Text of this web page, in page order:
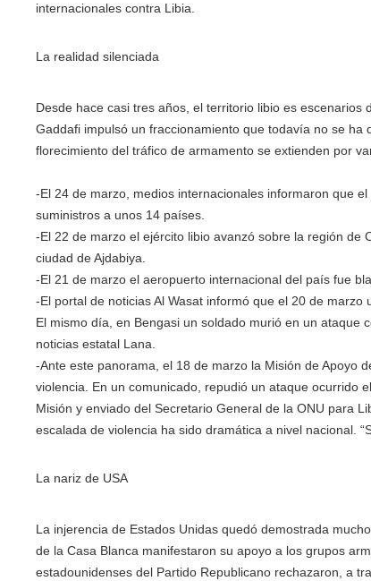
internacionales contra Libia.
La realidad silenciada
Desde hace casi tres años, el territorio libio es
Gaddafi impulsó un fraccionamiento que todavía no se
florecimiento del tráfico de armamento se extienden por
-El 24 de marzo, medios internacionales informaron que
suministros a unos 14 países.
-El 22 de marzo el ejército libio avanzó sobre la región
ciudad de Ajdabiya.
-El 21 de marzo el aeropuerto internacional del país fue
-El portal de noticias Al Wasat informó que el 20 de
El mismo día, en Bengasi un soldado murió en un
noticias estatal Lana.
-Ante este panorama, el 18 de marzo la Misión de Apoyo
violencia. En un comunicado, repudió un ataque ocurrido
Misión y enviado del Secretario General de la ONU para
escalada de violencia ha sido dramática a nivel nacional.
La nariz de USA
La injerencia de Estados Unidas quedó demostrada
de la Casa Blanca manifestaron su apoyo a los grupos
estadounidenses del Partido Republicano rechazaron, a